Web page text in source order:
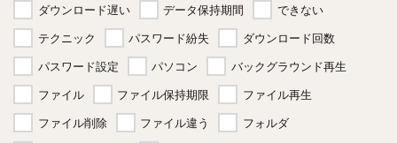
ダウンロード遅い
データ保持期間
できない
テクニック
パスワード紛失
ダウンロード回数
パスワード設定
パソコン
バックグラウンド再生
ファイル
ファイル保持期限
ファイル再生
ファイル削除
ファイル違う
フォルダ